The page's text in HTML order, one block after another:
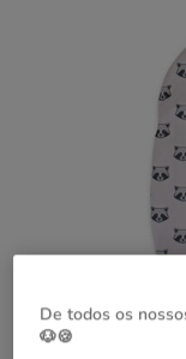
De todos os
🐶🍪